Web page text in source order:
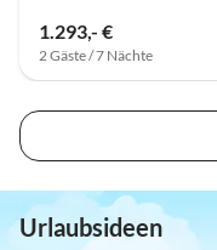
1.293,- €
2 Gäste / 7 Nächte
Urlaubsideen